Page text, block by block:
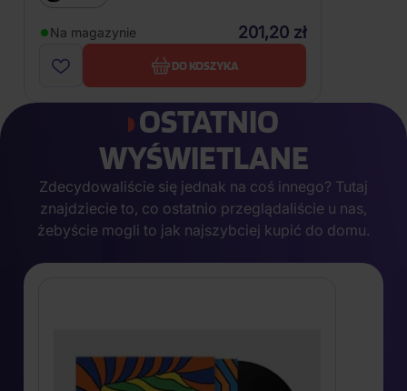
Na magazynie 201,20 zł
DO KOSZYKA
OSTATNIO
WYŚWIETLANE
Zdecydowaliście się jednak na coś innego? Tutaj
znajdziecie to, co ostatnio przeglądaliście u nas,
żebyście mogli to jak najszybciej kupić do domu.